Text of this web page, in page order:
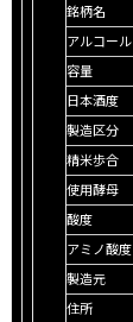
銘柄名
アルコール
容量
日本酒度
製造区分
精米歩合
使用酵母
酸度
アミノ酸度
製造元
住所